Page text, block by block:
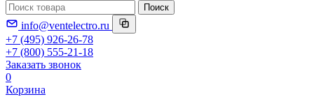
Поиск
info@ventelectro.ru
+7 (495) 926-26-78
+7 (800) 555-21-18
Заказать звонок
0
Корзина